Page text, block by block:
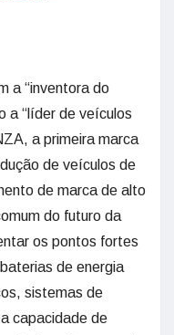
a “inventora do
a “líder de veículos
a primeira marca
de veículos de
de marca de alto
do futuro da
os pontos fortes
de energia
sistemas de
capacidade de